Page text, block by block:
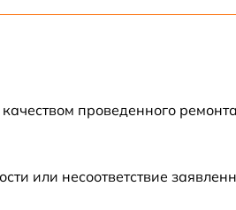
проведенного
или несоответствие